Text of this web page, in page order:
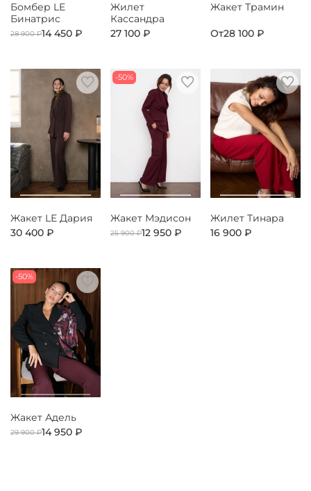
Бомбер LE
Бинатрис
28 900 ₽14 450 ₽
Жилет
Кассандра
27 100 ₽
Жакет Трамин
От28 100 ₽
Жакет LE Дария
30 400 ₽
-50%
Жакет Мэдисон
25 900 ₽12 950 ₽
Жилет Тинара
16 900 ₽
-50%
Жакет Адель
29 900 ₽14 950 ₽